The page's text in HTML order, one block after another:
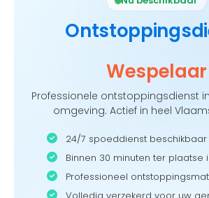
Wespelaar
Professionele ontstoppingsdienst
omgeving. Actief in heel
24/7 spoeddienst beschikbaar
Binnen 30 minuten ter plaatse
Professioneel